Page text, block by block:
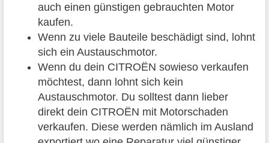
auch einen günstigen gebrauchten Motor
kaufen.
Wenn zu viele Bauteile beschädigt sind, lohnt
sich ein Austauschmotor.
Wenn du dein CITROËN sowieso verkaufen
möchtest, dann lohnt sich kein
Austauschmotor. Du solltest dann lieber
direkt dein CITROËN mit Motorschaden
verkaufen. Diese werden nämlich im Ausland